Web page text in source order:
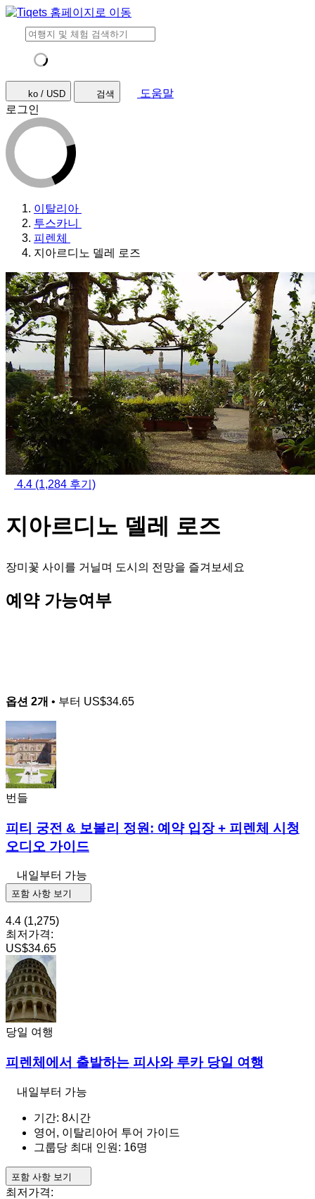
ko / USD 검색
도움말
로그인
이탈리아
투스카니
피렌체
지아르디노 델레 로즈
4.4 (1,284 후기)
지아르디노 델레 로즈
장미꽃 사이를 거닐며 도시의 전망을 즐겨보세요
예약 가능여부
옵션 2개 • 부터 US$34.65
번들
피티 궁전 & 보볼리 정원: 예약 입장 + 피렌체 시청
오디오 가이드
내일부터 가능
포함 사항 보기
4.4 (1,275)
최저가격:
US$34.65
당일 여행
피렌체에서 출발하는 피사와 루카 당일 여행
내일부터 가능
기간: 8시간
영어, 이탈리아어 투어 가이드
그룹당 최대 인원: 16명
포함 사항 보기
최저가격: